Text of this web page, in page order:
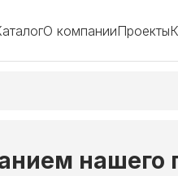
О компанииПроекты
нашего